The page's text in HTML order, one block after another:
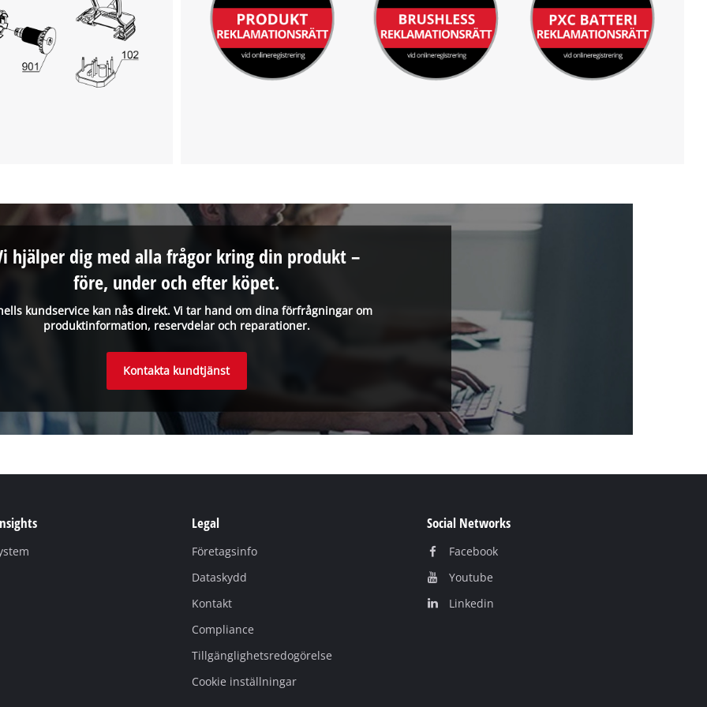
kundservice kan nås direkt. Vi tar hand om dina förfrågningar om
produktinformation, reservdelar och reparationer.
hjälper dig med alla frågor kring din produkt –
före, under och efter köpet.
Kontakta kundtjänst
Legal
Företagsinfo
Dataskydd
Kontakt
Compliance
Tillgänglighetsredogörelse
Cookie inställningar
Social Networks
Facebook
Youtube
Linkedin